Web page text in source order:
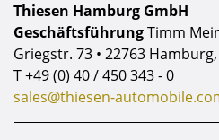
Thiesen Hamburg GmbH
GeschäftsführungTimm
Griegstr. 73 • 22763
T+49 (0) 40 / 450 343 - 0
sales@thiesen-